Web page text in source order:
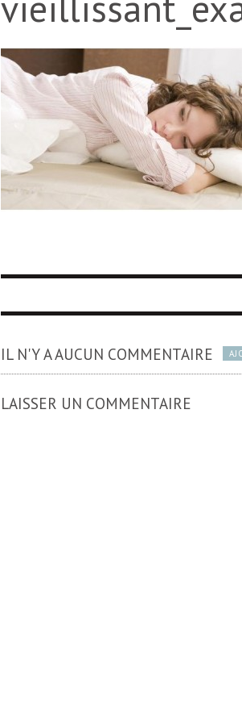
IL N'Y A AUCUN COMMENTAIRE
LAISSER UN COMMENTAIRE